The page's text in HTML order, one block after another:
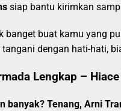
siap bantu kirimkan
banget buat kamu yang
dengan hati-hati,
Lengkap –
banyak? Tenang, Arni